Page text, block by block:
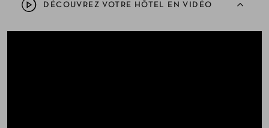
DÉCOUVREZ VOTRE HÔTEL EN VIDÉO